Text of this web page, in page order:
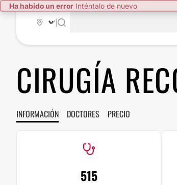
Ha habido un error Inténtalo de nuevo
CIRUGÍA
INFORMACIÓN DOCTORES PRECIO
515